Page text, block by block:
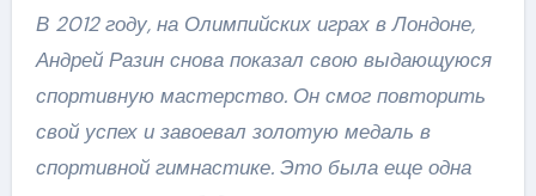
В 2012 году, на Олимпийских играх в Лондоне,
Андрей Разин снова показал свою выдающуюся
спортивную мастерство. Он смог повторить
свой успех и завоевал золотую медаль в
спортивной гимнастике. Это была еще одна